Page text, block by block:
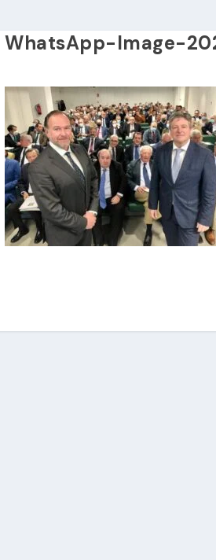
WhatsApp-Image-